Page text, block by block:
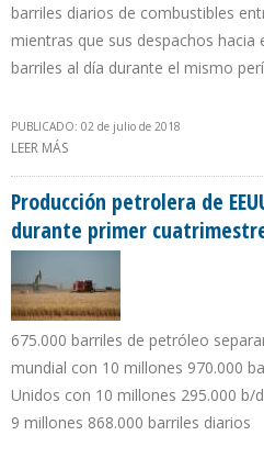
barriles diarios de combustibles
mientras que sus despachos hacia
barriles al día durante el mismo
PUBLICADO: 02 de julio de 2018
LEER MÁS
Producción petrolera de
durante primer
675.000 barriles de petróleo
mundial con 10 millones 970.000
Unidos con 10 millones 295.000 b/
9 millones 868.000 barriles diarios